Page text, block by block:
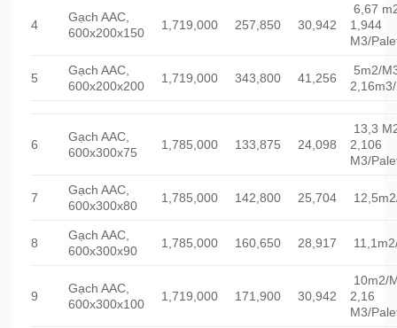
4
Gạch AAC,
600x200x150
1,719,000 257,850 30,942
6,67
1,944
M3/
5
Gạch AAC,
600x200x200
1,719,000 343,800 41,256
5m2/
6
Gạch AAC,
600x300x75
1,785,000 133,875 24,098
13,3
2,106
M3/
7
Gạch AAC,
600x300x80
1,785,000 142,800 25,704
8
Gạch AAC,
600x300x90
1,785,000 160,650 28,917
9
Gạch AAC,
600x300x100
1,719,000 171,900 30,942
10m2/
2,16
M3/